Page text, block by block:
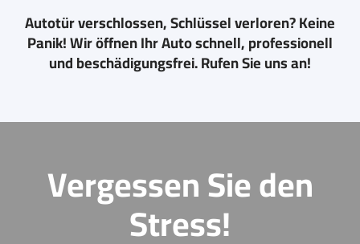
Autotür verschlossen, Schlüssel verloren? Keine
Panik! Wir öffnen Ihr Auto schnell, professionell
und beschädigungsfrei. Rufen Sie uns an!
Vergessen Sie den
Stress!